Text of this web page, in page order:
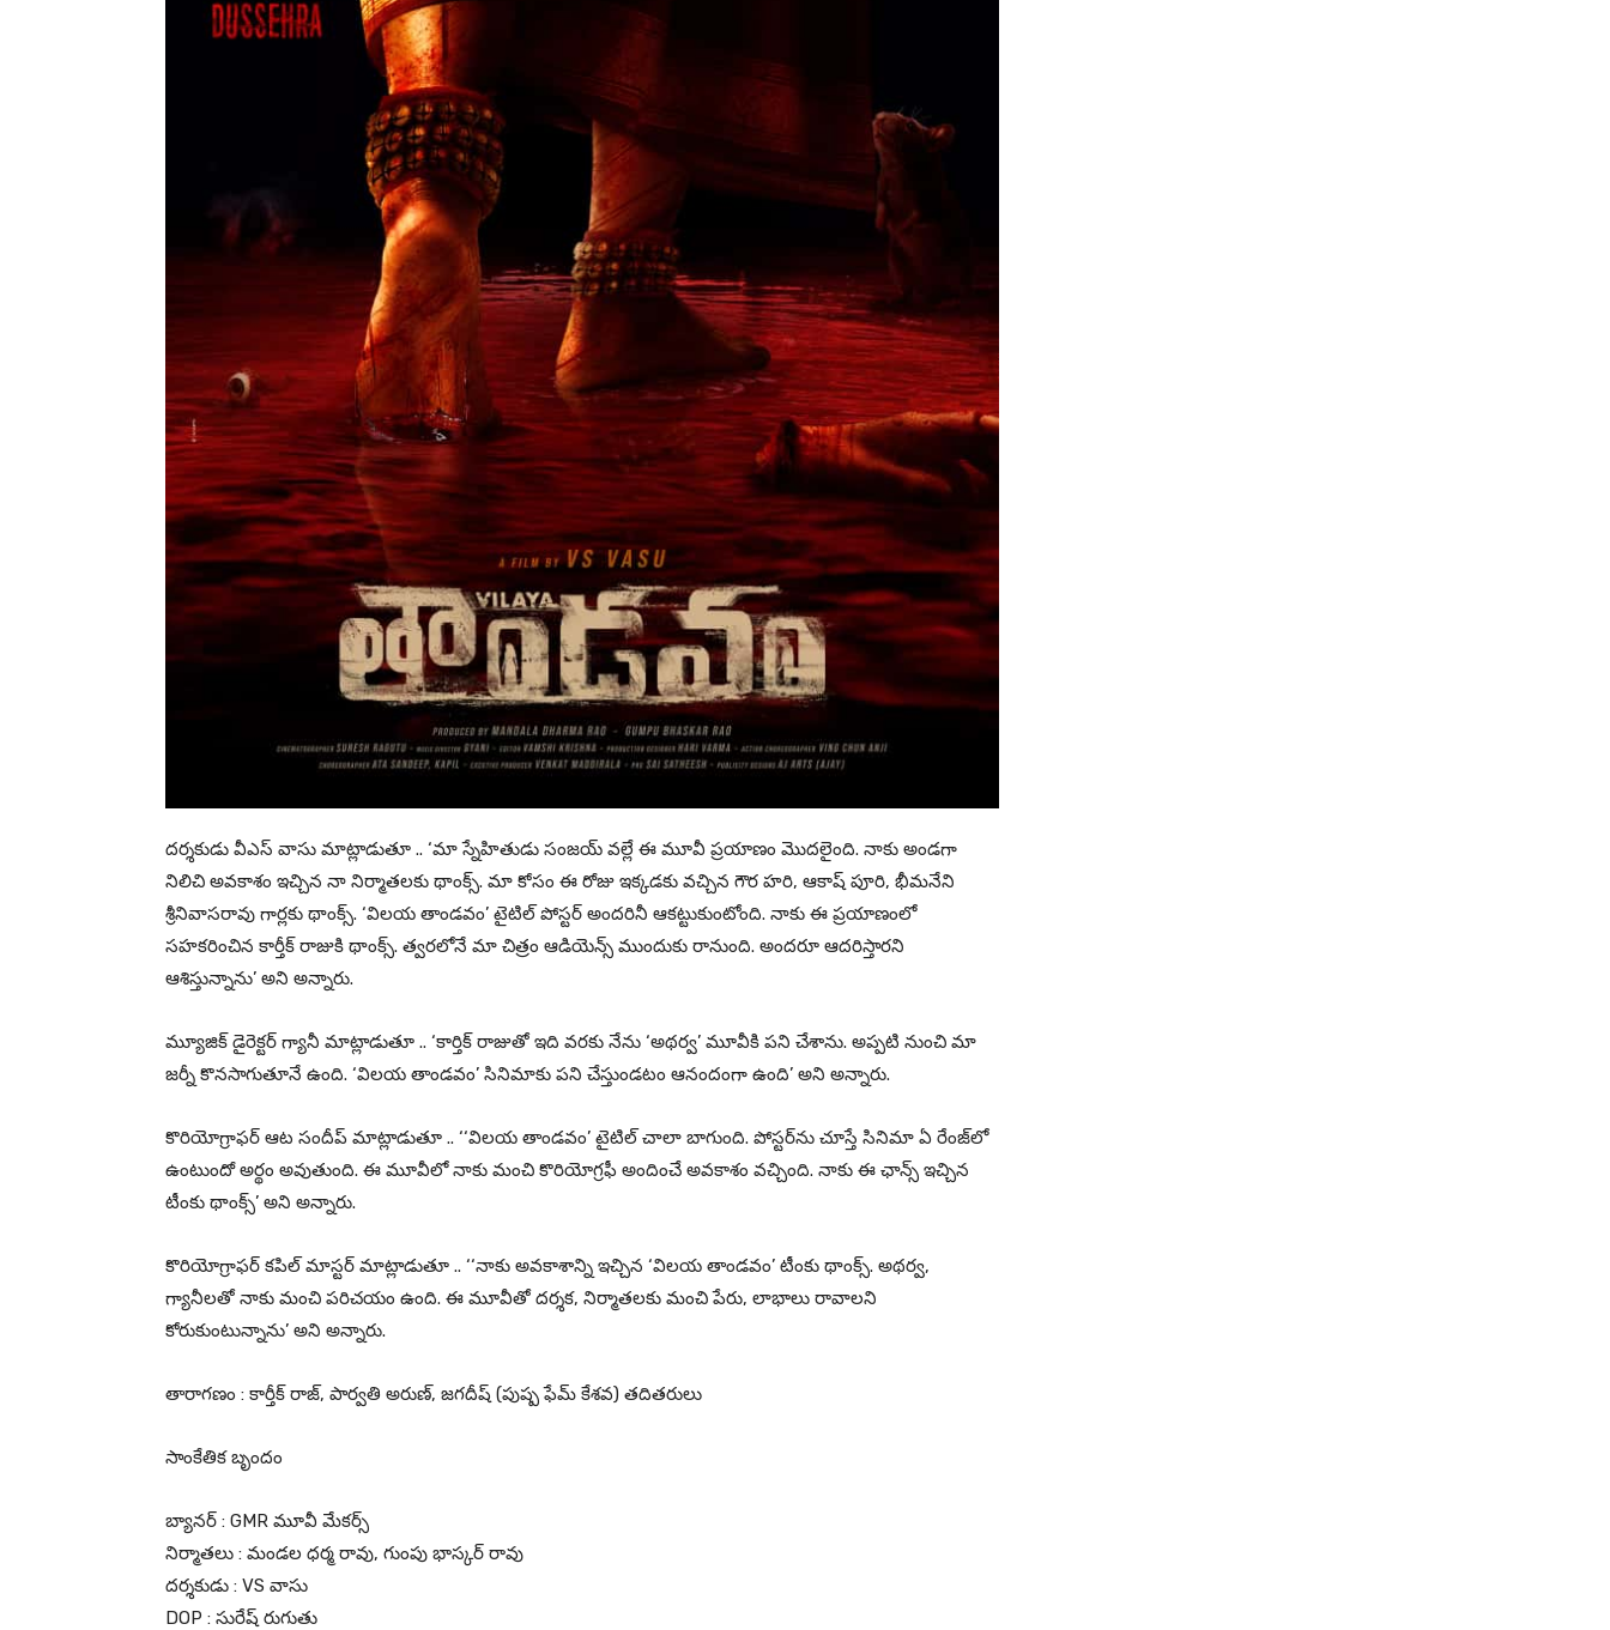
దర్శకుడు వీఎస్ వాసు మాట్లాడుతూ .. ‘మా స్నేహితుడు సంజయ్ వల్లే ఈ మూవీ ప్రయాణం మొదలైంది. నాకు అండగా
నిలిచి అవకాశం ఇచ్చిన నా నిర్మాతలకు థాంక్స్. మా కోసం ఈ రోజు ఇక్కడకు వచ్చిన గౌర హరి, ఆకాష్ పూరి, భీమనేని
శ్రీనివాసరావు గార్లకు థాంక్స్. ‘విలయ తాండవం’ టైటిల్ పోస్టర్ అందరినీ ఆకట్టుకుంటోంది. నాకు ఈ ప్రయాణంలో
సహకరించిన కార్తీక్ రాజుకి థాంక్స్. త్వరలోనే మా చిత్రం ఆడియెన్స్ ముందుకు రానుంది. అందరూ ఆదరిస్తారని
ఆశిస్తున్నాను’ అని అన్నారు.
మ్యూజిక్ డైరెక్టర్ గ్యానీ మాట్లాడుతూ .. ‘కార్తిక్ రాజుతో ఇది వరకు నేను ‘అథర్వ’ మూవీకి పని చేశాను. అప్పటి నుంచి మా
జర్నీ కొనసాగుతూనే ఉంది. ‘విలయ తాండవం’ సినిమాకు పని చేస్తుండటం ఆనందంగా ఉంది’ అని అన్నారు.
కొరియోగ్రాఫర్ ఆట సందీప్ మాట్లాడుతూ .. ‘‘విలయ తాండవం’ టైటిల్ చాలా బాగుంది. పోస్టర్‌ను చూస్తే సినిమా ఏ రేంజ్‌లో
ఉంటుందో అర్థం అవుతుంది. ఈ మూవీలో నాకు మంచి కొరియోగ్రఫీ అందించే అవకాశం వచ్చింది. నాకు ఈ ఛాన్స్ ఇచ్చిన
టీంకు థాంక్స్’ అని అన్నారు.
కొరియోగ్రాఫర్ కపిల్ మాస్టర్ మాట్లాడుతూ .. ‘‘నాకు అవకాశాన్ని ఇచ్చిన ‘విలయ తాండవం’ టీంకు థాంక్స్. అథర్వ,
గ్యానీలతో నాకు మంచి పరిచయం ఉంది. ఈ మూవీతో దర్శక, నిర్మాతలకు మంచి పేరు, లాభాలు రావాలని
కోరుకుంటున్నాను’ అని అన్నారు.
తారాగణం : కార్తీక్ రాజ్, పార్వతి అరుణ్, జగదీష్ (పుష్ప ఫేమ్ కేశవ) తదితరులు
సాంకేతిక బృందం
బ్యానర్ : GMR మూవీ మేకర్స్
నిర్మాతలు : మండల ధర్మ రావు, గుంపు భాస్కర్ రావు
దర్శకుడు : VS వాసు
DOP : సురేష్ రుగుతు